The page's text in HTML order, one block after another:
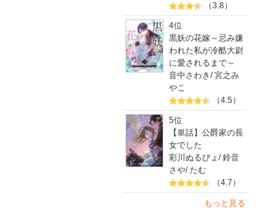
（3.8）
4位
黒妖の花嫁～忌み嫌
われた私が冷酷大尉
に愛されるまで～
音中さわき/宮之み
やこ
（4.5）
5位
【単話】公爵家の長
女でした
彩川ぬるぴょ /鈴音
さや/たむ
（4.7）
もっと見る